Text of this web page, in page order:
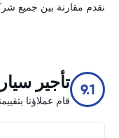
نقدم مقارنة بين جميع
9.1 تأجير
قام عملاؤنا بتقييمنا على 9.1/ 10